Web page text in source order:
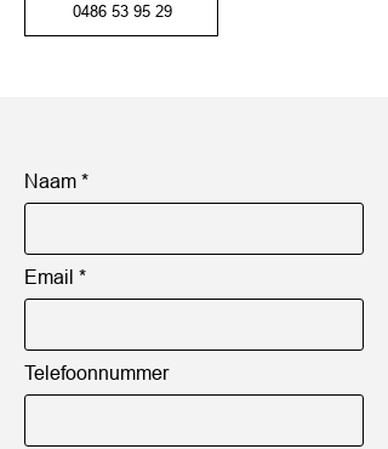
0486 53 95 29
Naam
Email
Telefoonnummer